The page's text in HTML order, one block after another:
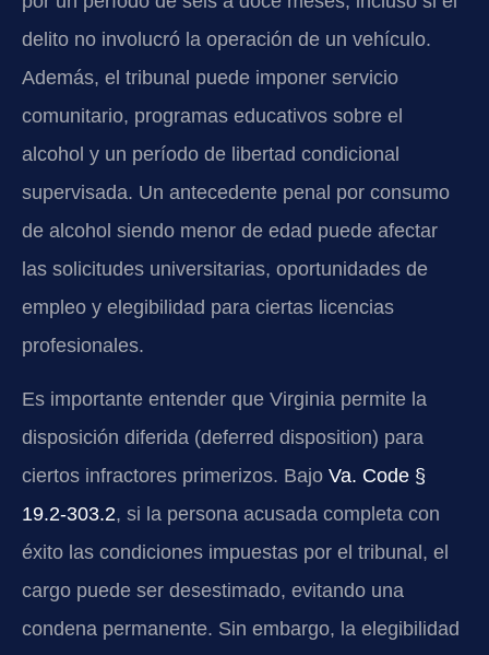
delito no involucró la operación de un vehículo.
Además, el tribunal puede imponer servicio
comunitario, programas educativos sobre el
alcohol y un período de libertad condicional
supervisada. Un antecedente penal por consumo
de alcohol siendo menor de edad puede afectar
las solicitudes universitarias, oportunidades de
empleo y elegibilidad para ciertas licencias
profesionales.
Es importante entender que Virginia permite la
disposición diferida (deferred disposition) para
ciertos infractores primerizos. Bajo Va. Code §
19.2-303.2, si la persona acusada completa con
éxito las condiciones impuestas por el tribunal, el
cargo puede ser desestimado, evitando una
condena permanente. Sin embargo, la elegibilidad